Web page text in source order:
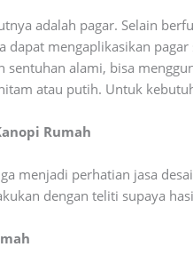
adalah pagar. Selain
dapat mengaplikasikan
sentuhan alami, bisa
atau putih. Untuk
Rumah
menjadi perhatian jasa
dengan teliti supaya